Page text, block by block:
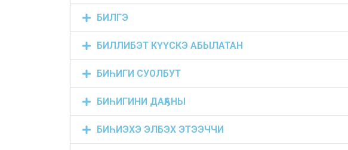
БИЛГЭ
БИЛЛИБЭТ КҮҮСКЭ АБЫЛАТАН
БИҺИГИ СУОЛБУТ
БИҺИГИНИ ДАҔАНЫ
БИҺИЭХЭ ЭЛБЭХ ЭТЭЭЧЧИ